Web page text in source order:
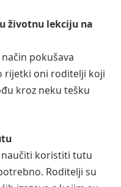
životnu lekciju na
pokušava
rijetki oni roditelji koji
kroz neku tešku
naučiti koristiti tutu
Roditelji su